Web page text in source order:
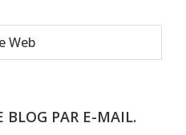
BLOG PAR E-MAIL.